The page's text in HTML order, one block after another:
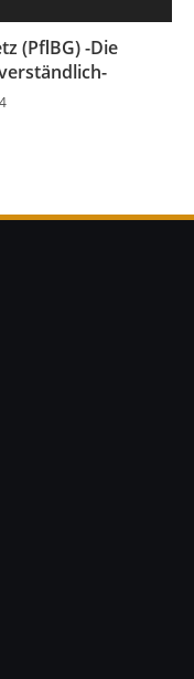
(PflBG) -Die